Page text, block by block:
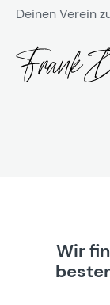
Deinen Verein
Wir